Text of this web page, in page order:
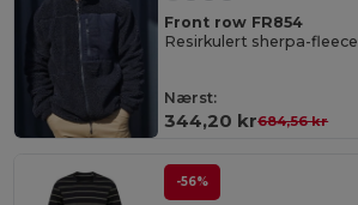
Front row FR854
Resirkulert sherpa-fleece
Nærst:
344,20 kr684,56 kr
-56%